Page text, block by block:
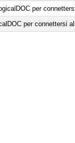
per
per connettersi